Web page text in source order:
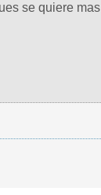
se quiere